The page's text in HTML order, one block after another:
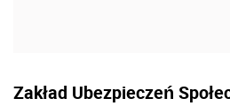
Zakład Ubezpieczeń